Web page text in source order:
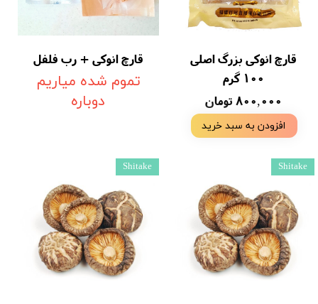
قارچ انوکی بزرگ اصلی
۱۰۰ گرم
۸۰۰,۰۰۰ تومان
افزودن به سبد خرید
قارچ انوکی + رب فلفل
تموم شده میاریم
دوباره
Shitake
Shitake